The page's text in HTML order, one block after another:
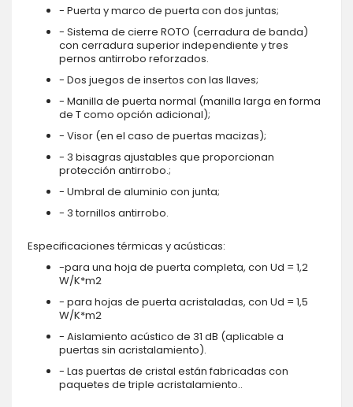
- Puerta y marco de puerta con dos juntas;
- Sistema de cierre ROTO (cerradura de banda)
con cerradura superior independiente y tres
pernos antirrobo reforzados.
- Dos juegos de insertos con las llaves;
- Manilla de puerta normal (manilla larga en forma
de T como opción adicional);
- Visor (en el caso de puertas macizas);
- 3 bisagras ajustables que proporcionan
protección antirrobo.;
- Umbral de aluminio con junta;
- 3 tornillos antirrobo.
Especificaciones térmicas y acústicas:
-para una hoja de puerta completa, con Ud = 1,2
W/K*m2
- para hojas de puerta acristaladas, con Ud = 1,5
W/K*m2
- Aislamiento acústico de 31 dB (aplicable a
puertas sin acristalamiento).
- Las puertas de cristal están fabricadas con
paquetes de triple acristalamiento..